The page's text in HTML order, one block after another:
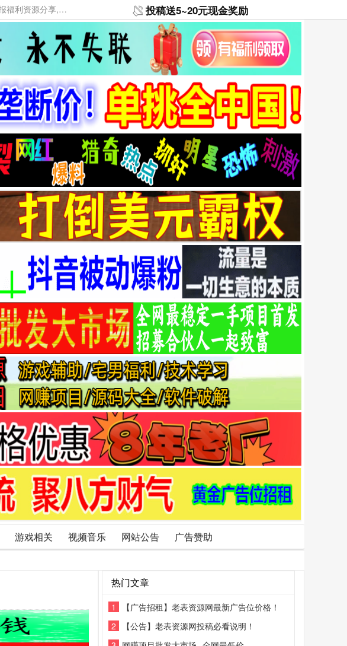
本网站提供资源工具下载，大老表资源工具，大表哥资源网软件工具，大老表资源下载，活动线报福利资源分享,活动线报，大型网游经典游戏，网络热门技术游戏辅助交流与分享。 投稿送5~20元现金奖励
游戏相关 视频音乐 网站公告 广告赞助
热门文章
1
【广告招租】老表资源网最新广告位价格！
2
【公告】老表资源网投稿必看说明！